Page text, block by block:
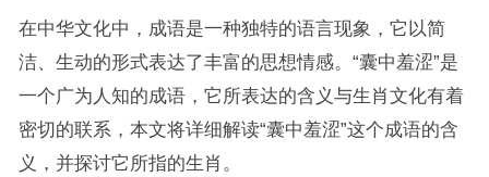
在中华文化中，成语是一种独特的语言现象，它以简
洁、生动的形式表达了丰富的思想情感。“囊中羞涩”是
一个广为人知的成语，它所表达的含义与生肖文化有着
密切的联系，本文将详细解读“囊中羞涩”这个成语的含
义，并探讨它所指的生肖。